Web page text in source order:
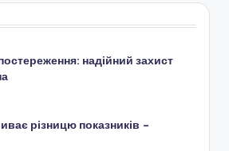
надійний захист
різницю показників –